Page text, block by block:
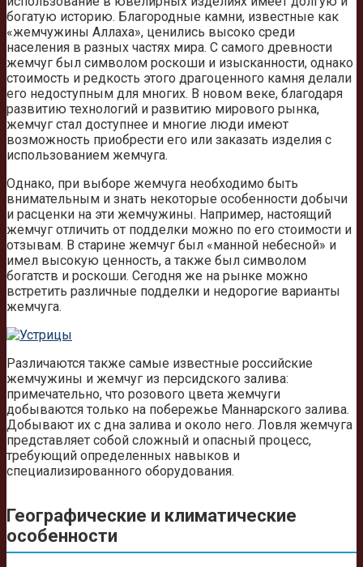
богатую историю. Благородные камни, известные как
«жемчужины Аллаха», ценились высоко среди
населения в разных частях мира. С самого древности
жемчуг был символом роскоши и изысканности, однако
стоимость и редкость этого драгоценного камня делали
его недоступным для многих. В новом веке, благодаря
развитию технологий и развитию мирового рынка,
жемчуг стал доступнее и многие люди имеют
возможность приобрести его или заказать изделия с
использованием жемчуга.
Однако, при выборе жемчуга необходимо быть
внимательным и знать некоторые особенности добычи
и расценки на эти жемчужины. Например, настоящий
жемчуг отличить от подделки можно по его стоимости и
отзывам. В старине жемчуг был «манной небесной» и
имел высокую ценность, а также был символом
богатств и роскоши. Сегодня же на рынке можно
встретить различные подделки и недорогие варианты
жемчуга.
Различаются также самые известные российские
жемчужины и жемчуг из персидского залива:
примечательно, что розового цвета жемчуги
добываются только на побережье Маннарского залива.
Добывают их с дна залива и около него. Ловля жемчуга
представляет собой сложный и опасный процесс,
требующий определенных навыков и
специализированного оборудования.
Географические и климатические
особенности